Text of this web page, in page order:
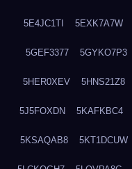
5E4JC1TI 5EXK7A7W
5GEF3377 5GYKO7P3
5HER0XEV 5HNS21Z8
5J5FOXDN 5KAFKBC4
5KSAQAB8 5KT1DCUW